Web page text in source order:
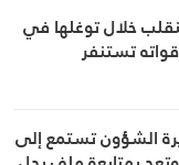
خلال توغلها في
تستنفر
الشؤون تستمع إلى